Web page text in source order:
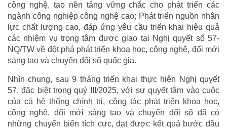
công nghệ, tạo nền tảng vững chắc cho phát triển các
ngành công nghiệp công nghệ cao; Phát triển nguồn nhân
lực chất lượng cao, đáp ứng yêu cầu triển khai hiệu quả
các nhiệm vụ trọng tâm được giao tại Nghị quyết số 57-
NQ/TW về đột phá phát triển khoa học, công nghệ, đổi mới
sáng tạo và chuyển đổi số quốc gia.
Nhìn chung, sau 9 tháng triển khai thực hiện Nghị quyết
57, đặc biệt trong quý III/2025, với sự quyết tâm vào cuộc
của cả hệ thống chính trị, công tác phát triển khoa học,
công nghệ, đổi mới sáng tạo và chuyển đổi số đã có
những chuyển biến tích cực, đạt được kết quả bước đầu